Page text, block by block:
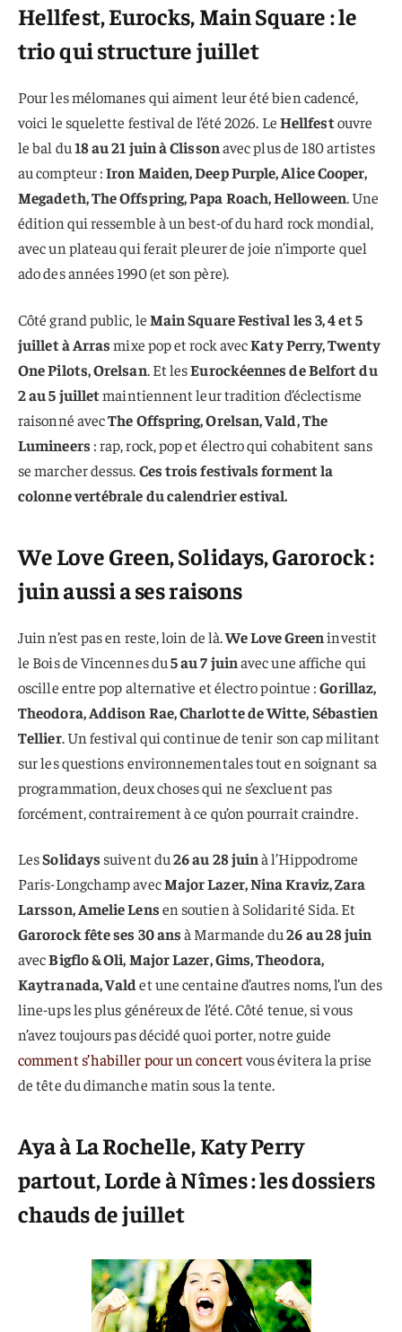
Hellfest, Eurocks, Main Square : le
trio qui structure juillet
Pour les mélomanes qui aiment leur été bien cadencé,
voici le squelette festival de l’été 2026. LeHellfestouvre
le bal du18 au 21 juin à Clissonavec plus de 180 artistes
au compteur :Iron Maiden, Deep Purple, Alice Cooper,
Megadeth, The Offspring, Papa Roach, Helloween. Une
édition qui ressemble à un best-of du hard rock mondial,
avec un plateau qui ferait pleurer de joie n’importe quel
ado des années 1990 (et son père).
Côté grand public, leMain Square Festival les 3, 4 et 5
juillet à Arrasmixe pop et rock avecKaty Perry, Twenty
One Pilots, Orelsan. Et lesEurockéennes de Belfort du
2 au 5 juilletmaintiennent leur tradition d’éclectisme
raisonné avecThe Offspring, Orelsan, Vald, The
Lumineers : rap, rock, pop et électro qui cohabitent sans
se marcher dessus.Ces trois festivals forment la
colonne vertébrale du calendrier estival.
We Love Green, Solidays, Garorock :
juin aussi a ses raisons
Juin n’est pas en reste, loin de là.We Love Greeninvestit
le Bois de Vincennes du5 au 7 juinavec une affiche qui
oscille entre pop alternative et électro pointue :Gorillaz,
Theodora, Addison Rae, Charlotte de Witte, Sébastien
Tellier. Un festival qui continue de tenir son cap militant
sur les questions environnementales tout en soignant sa
programmation, deux choses qui ne s’excluent pas
forcément, contrairement à ce qu’on pourrait craindre.
LesSolidays suivent du26 au 28 juinà l’Hippodrome
Paris-Longchamp avecMajor Lazer, Nina Kraviz, Zara
Larsson, Amelie Lensen soutien à Solidarité Sida. Et
Garorock fête ses 30 ansà Marmande du26 au 28 juin
avecBigflo & Oli, Major Lazer, Gims, Theodora,
Kaytranada, Valdet une centaine d’autres noms, l’un des
line-ups les plus généreux de l’été. Côté tenue, si vous
n’avez toujours pas décidé quoi porter, notre guide
comment s’habiller pour un concertvous évitera la prise
de tête du dimanche matin sous la tente.
Aya à La Rochelle, Katy Perry
partout, Lorde à Nîmes : les dossiers
chauds de juillet